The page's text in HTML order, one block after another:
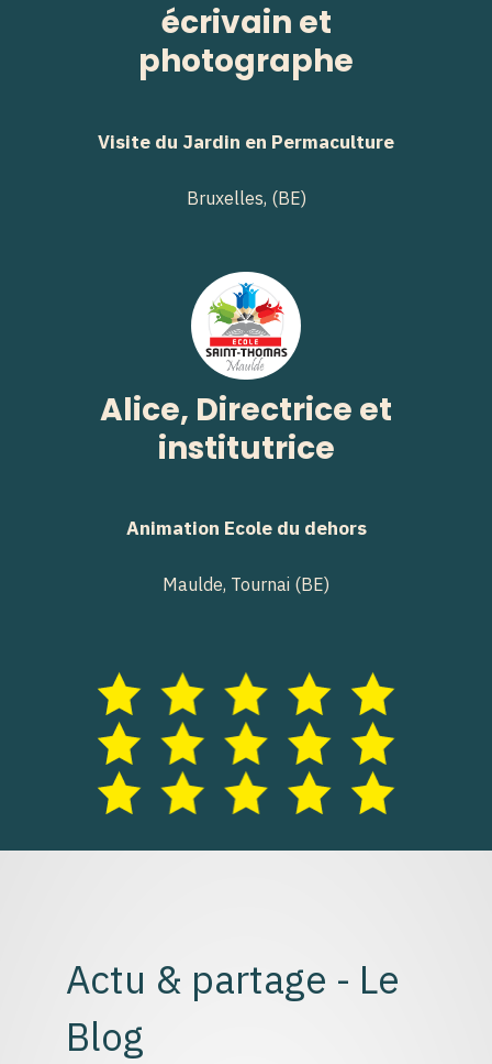
écrivain et
photographe
Visite du Jardin en Permaculture
Bruxelles, (BE)
Alice, Directrice et
institutrice
Animation Ecole du dehors
Maulde, Tournai (BE)
Actu & partage - Le
Blog